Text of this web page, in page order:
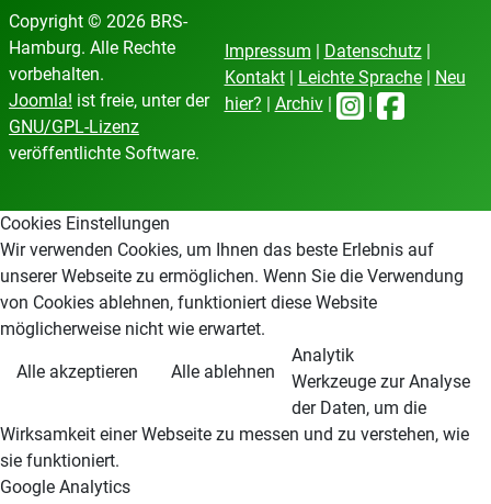
Copyright © 2026 BRS-
Hamburg. Alle Rechte
vorbehalten.
Joomla! ist freie, unter der
GNU/GPL-Lizenz
veröffentlichte Software.
Impressum Datenschutz|
Kontakt| Leichte Sprache|
Neu
hier?
Archiv|
Cookies Einstellungen
Wir verwenden Cookies, um Ihnen das beste Erlebnis auf
unserer Webseite zu ermöglichen. Wenn Sie die Verwendung
von Cookies ablehnen, funktioniert diese Website
möglicherweise nicht wie erwartet.
Alle akzeptieren Alle ablehnen
Analytik
Werkzeuge zur Analyse
der Daten, um die
Wirksamkeit einer Webseite zu messen und zu verstehen, wie
sie funktioniert.
Google Analytics